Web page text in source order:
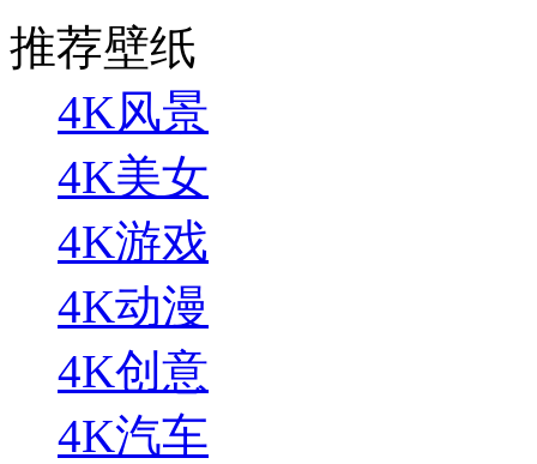
推荐壁纸
4K风景
4K美女
4K游戏
4K动漫
4K创意
4K汽车